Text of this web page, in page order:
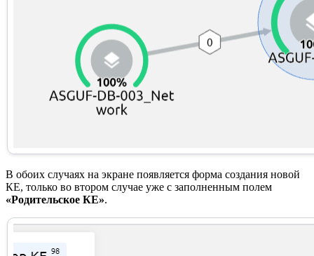
В обоих случаях на экране появляется форма создания новой
КЕ, только во втором случае уже с заполненным полем
«Родительское КЕ».